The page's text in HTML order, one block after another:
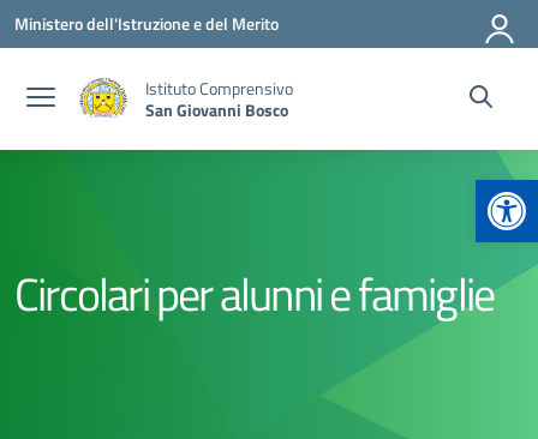
Vai ai contenuti
Vai al menu di navigazione
Vai al footer
Ministero dell'Istruzione e del Merito
Istituto Comprensivo
San Giovanni Bosco
Circolari per alunni e famiglie